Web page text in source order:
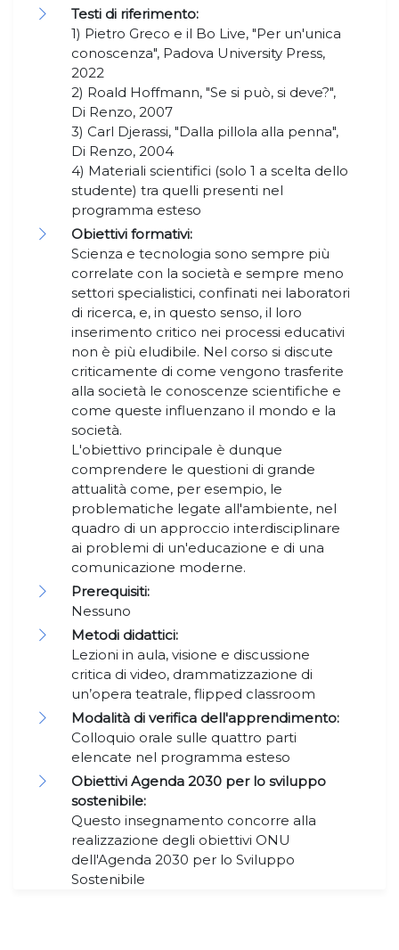
Testi di riferimento:
1) Pietro Greco e il Bo Live, "Per un'unica
conoscenza", Padova University Press,
2022
2) Roald Hoffmann, "Se si può, si deve?",
Di Renzo, 2007
3) Carl Djerassi, "Dalla pillola alla penna",
Di Renzo, 2004
4) Materiali scientifici (solo 1 a scelta dello
studente) tra quelli presenti nel
programma esteso
Obiettivi formativi:
Scienza e tecnologia sono sempre più
correlate con la società e sempre meno
settori specialistici, confinati nei laboratori
di ricerca, e, in questo senso, il loro
inserimento critico nei processi educativi
non è più eludibile. Nel corso si discute
criticamente di come vengono trasferite
alla società le conoscenze scientifiche e
come queste influenzano il mondo e la
società.
L'obiettivo principale è dunque
comprendere le questioni di grande
attualità come, per esempio, le
problematiche legate all'ambiente, nel
quadro di un approccio interdisciplinare
ai problemi di un'educazione e di una
comunicazione moderne.
Prerequisiti:
Nessuno
Metodi didattici:
Lezioni in aula, visione e discussione
critica di video, drammatizzazione di
un’opera teatrale, flipped classroom
Modalità di verifica dell'apprendimento:
Colloquio orale sulle quattro parti
elencate nel programma esteso
Obiettivi Agenda 2030 per lo sviluppo
sostenibile:
Questo insegnamento concorre alla
realizzazione degli obiettivi ONU
dell'Agenda 2030 per lo Sviluppo
Sostenibile